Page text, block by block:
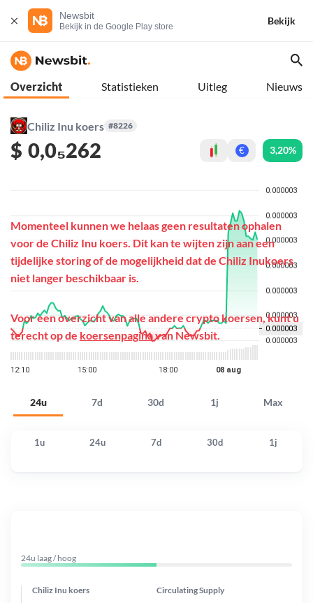
Newsbit
Bekijk in de Google Play store
Bekijk
Overzicht Statistieken Uitleg Nieuws
Chiliz Inu koers #8226
$ 0,0₅262 € 3,20%
24u 7d 30d 1j Max
Momenteel kunnen we helaas geen resultaten ophalen
voor de Chiliz Inu koers. Dit kan te wijten zijn aan een
tijdelijke storing of de mogelijkheid dat de Chiliz Inukoers
niet langer beschikbaar is.
Voor een overzicht van alle andere crypto koersen, kunt u
terecht op de koersenpaginavan Newsbit.
1u 24u 7d 30d 1j
24u laag / hoog
Chiliz Inu koers Circulating Supply